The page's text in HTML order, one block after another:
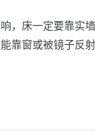
，床一定要靠实
靠窗或被镜子反